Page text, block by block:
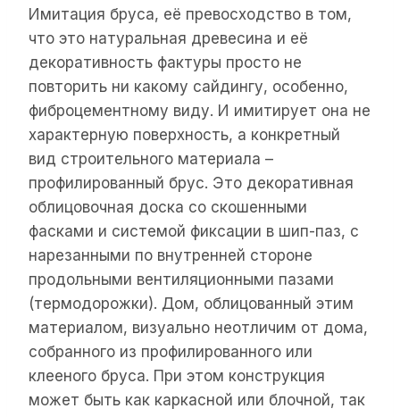
Имитация бруса, её превосходство в том,
что это натуральная древесина и её
декоративность фактуры просто не
повторить ни какому сайдингу, особенно,
фиброцементному виду. И имитирует она не
характерную поверхность, а конкретный
вид строительного материала –
профилированный брус. Это декоративная
облицовочная доска со скошенными
фасками и системой фиксации в шип-паз, с
нарезанными по внутренней стороне
продольными вентиляционными пазами
(термодорожки). Дом, облицованный этим
материалом, визуально неотличим от дома,
собранного из профилированного или
клееного бруса. При этом конструкция
может быть как каркасной или блочной, так